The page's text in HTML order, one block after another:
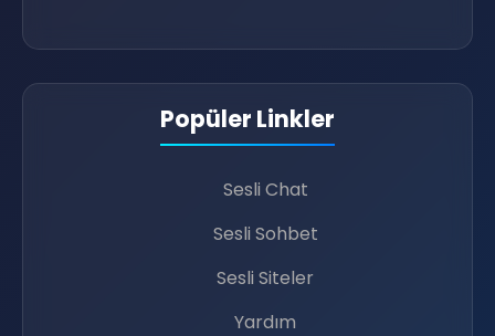
🎧
Popüler Linkler
Sesli Chat
Sesli Sohbet
Sesli Siteler
Yardım